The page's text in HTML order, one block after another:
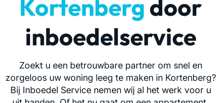
Kortenberg door
inboedelservice
Zoekt u een betrouwbare partner om snel en
zorgeloos uw woning leeg te maken in Kortenberg?
Bij Inboedel Service nemen wij al het werk voor u